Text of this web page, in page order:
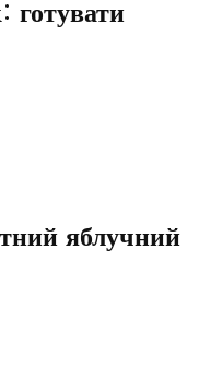
готувати
яблучний